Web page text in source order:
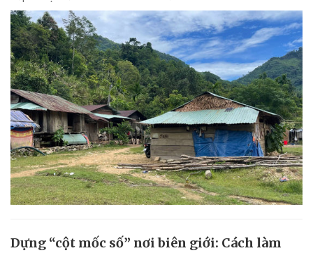
Dựng “cột mốc số” nơi biên giới: Cách làm